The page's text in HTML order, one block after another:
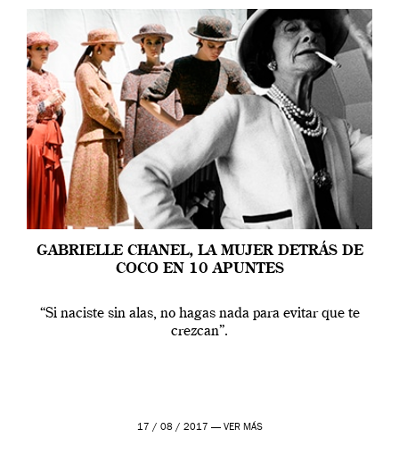
GABRIELLE CHANEL, LA MUJER DETRÁS DE
COCO EN 10 APUNTES
“Si naciste sin alas, no hagas nada para evitar que te
crezcan”.
17 / 08 / 2017 — VER MÁS